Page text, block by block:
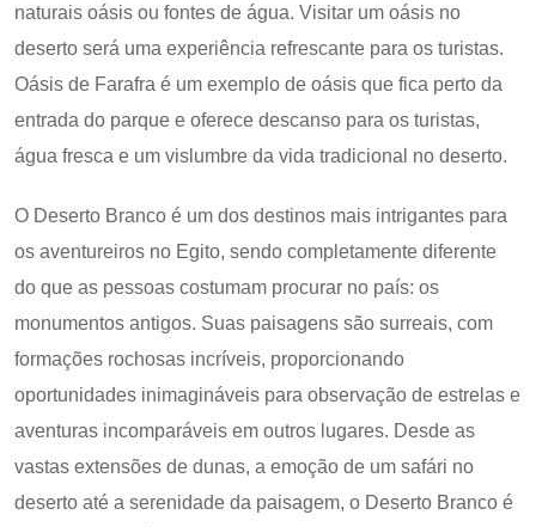
naturais oásis ou fontes de água. Visitar um oásis no
deserto será uma experiência refrescante para os turistas.
Oásis de Farafra é um exemplo de oásis que fica perto da
entrada do parque e oferece descanso para os turistas,
água fresca e um vislumbre da vida tradicional no deserto.
O Deserto Branco é um dos destinos mais intrigantes para
os aventureiros no Egito, sendo completamente diferente
do que as pessoas costumam procurar no país: os
monumentos antigos. Suas paisagens são surreais, com
formações rochosas incríveis, proporcionando
oportunidades inimagináveis para observação de estrelas e
aventuras incomparáveis em outros lugares. Desde as
vastas extensões de dunas, a emoção de um safári no
deserto até a serenidade da paisagem, o Deserto Branco é